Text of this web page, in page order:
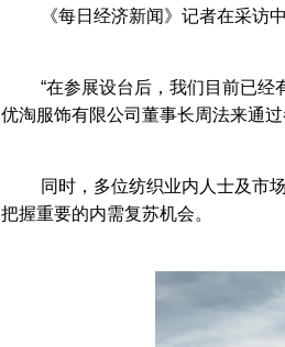
《每日经济新闻》记者在采访
“在参展设台后，我们目前已
优淘服饰有限公司董事长周法来通
同时，多位纺织业内人士及市
把握重要的内需复苏机会。